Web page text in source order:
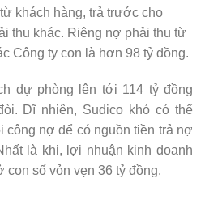
khách hàng, trả trước cho
thu khác. Riêng nợ phải thu từ
Công ty con là hơn 98 tỷ đồng.
dự phòng lên tới 114 tỷ đồng
Dĩ nhiên, Sudico khó có thể
công nợ để có nguồn tiền trả nợ
là khi, lợi nhuận kinh doanh
số vỏn vẹn 36 tỷ đồng.